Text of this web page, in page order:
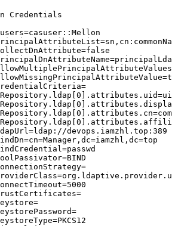
Credentials
=
=false
=
=
=
=
=
=ldap://devops.iamzhl.top:389
=cn=Manager,dc=iamzhl,dc=top
=passwd
=BIND
=
=
=5000
=
=
=
=PKCS12